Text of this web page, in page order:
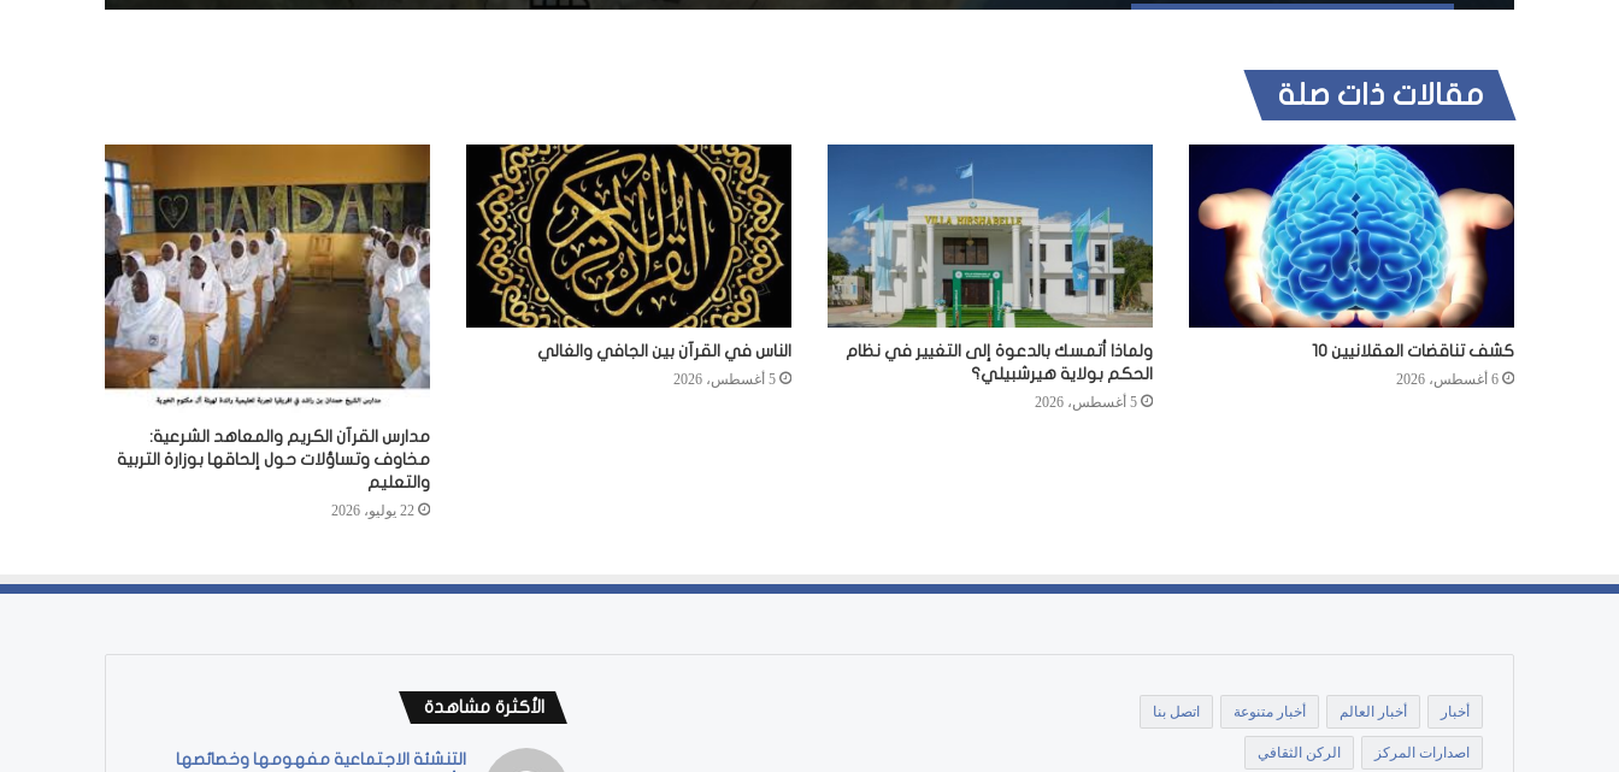
مقالات ذات صلة
كشف تناقضات العقلانيين 10
6 أغسطس، 2026
ولماذا أتمسك بالدعوة إلى التغيير في نظام
الحكم بولاية هيرشبيلي؟
5 أغسطس، 2026
الناس في القرآن بين الجافي والغالي
5 أغسطس، 2026
مدارس القرآن الكريم والمعاهد الشرعية:
مخاوف وتساؤلات حول إلحاقها بوزارة التربية
والتعليم
22 يوليو، 2026
أخبار أخبار العالم أخبار متنوعة اتصل بنا
اصدارات المركز الركن الثقافي
الأكثرة مشاهدة
التنشئة الاجتماعية مفهومها وخصائصها